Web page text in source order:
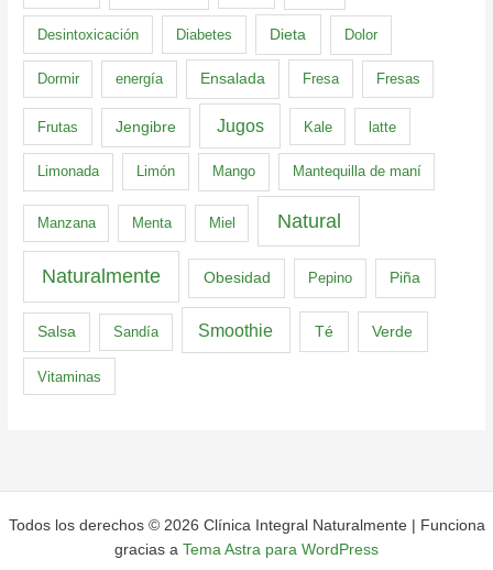
Desintoxicación Diabetes Dieta Dolor
Dormir energía Ensalada Fresa Fresas
Frutas Jengibre Jugos Kale latte
Limonada Limón Mango Mantequilla de maní
Manzana Menta Miel Natural
Naturalmente Obesidad Pepino Piña
Salsa Sandía Smoothie Té Verde
Vitaminas
Todos los derechos © 2026 Clínica Integral Naturalmente | Funciona
gracias a Tema Astra para WordPress